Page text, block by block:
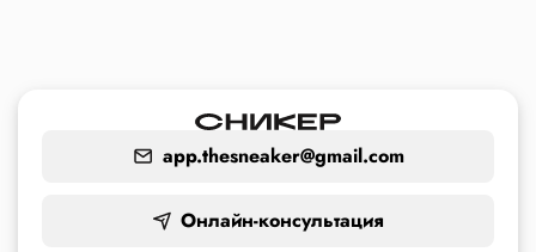
app.thesneaker@gmail.com
Онлайн-консультация